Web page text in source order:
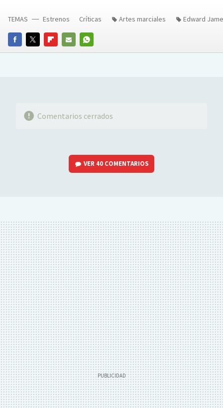
FACEBOOKTWITTERFLIPBOARD
E-
WHATSAPP
TEMAS Estrenos Críticas Artes marciales Edward
Comentarios cerrados
VER 40 COMENTARIOS